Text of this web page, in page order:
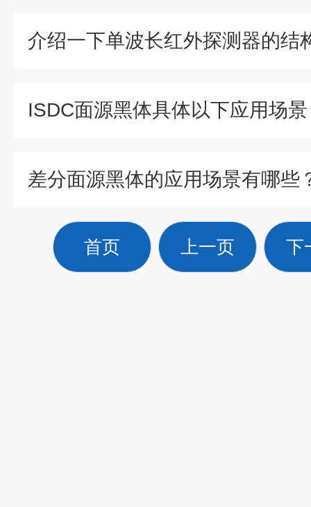
介绍一下单波长红外探测器的结
ISDC面源黑体具体以下应用场景
差分面源黑体的应用场景有哪些
首页 上一页 下